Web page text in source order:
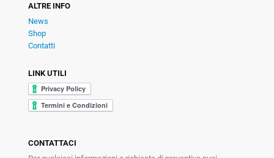
ALTRE INFO
News
Shop
Contatti
LINK UTILI
CONTATTACI